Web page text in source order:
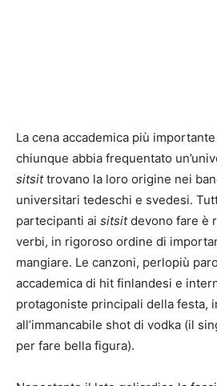
La cena accademica più
chiunque abbia frequentato
sitsittrovano la loro origine nei
universitari tedeschi e svedesi.
partecipanti ai sitsitdevono fare è
verbi, in rigoroso ordine di
mangiare. Le canzoni, perlopiù
accademica di hit finlandesi e
protagoniste principali della festa,
all’immancabile shot di vodka (il
per fare bella figura).